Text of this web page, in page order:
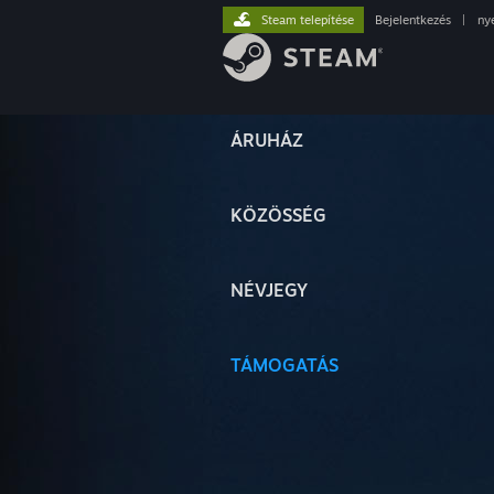
ÁRUHÁZ
KÖZÖSSÉG
NÉVJEGY
TÁMOGATÁS
Steam telepítése Bejelentkezés